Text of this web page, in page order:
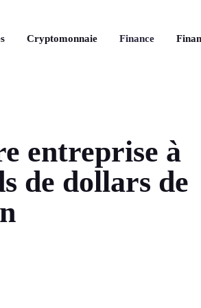
Cryptomonnaie Finance
entreprise à
de dollars de